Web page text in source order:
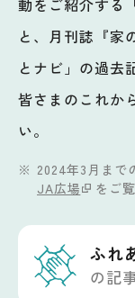
と、月刊誌『家
とナビ」の過去
皆さまのこれか
い。
2024年3月まで
JA広場
をご
ふれ
の記